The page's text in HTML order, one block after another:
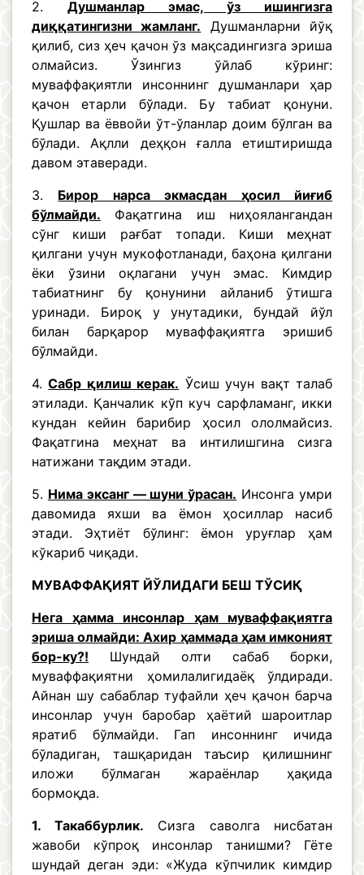
2. Душманлар эмас, ўз ишингизга
диққатингизни жамланг. Душманларни йўқ
қилиб, сиз ҳеч қачон ўз мақсадингизга эриша
олмайсиз. Ўзингиз ўйлаб кўринг:
муваффақиятли инсоннинг душманлари ҳар
қачон етарли бўлади. Бу табиат қонуни.
Қушлар ва ёввойи ўт-ўланлар доим бўлган ва
бўлади. Ақлли деҳқон ғалла етиштиришда
давом этаверади.
3. Бирор нарса экмасдан ҳосил йиғиб
бўлмайди. Фақатгина иш ниҳоялангандан
сўнг киши рағбат топади. Киши меҳнат
қилгани учун мукофотланади, баҳона қилгани
ёки ўзини оқлагани учун эмас. Кимдир
табиатнинг бу қонунини айланиб ўтишга
уринади. Бироқ у унутадики, бундай йўл
билан барқарор муваффақиятга эришиб
бўлмайди.
4.Сабр қилиш керак. Ўсиш учун вақт талаб
этилади. Қанчалик кўп куч сарфламанг, икки
кундан кейин барибир ҳосил ололмайсиз.
Фақатгина меҳнат ва интилишгина сизга
натижани тақдим этади.
5. Нима эксанг — шуни ўрасан. Инсонга умри
давомида яхши ва ёмон ҳосиллар насиб
этади. Эҳтиёт бўлинг: ёмон уруғлар ҳам
кўкариб чиқади.
МУВАФФАҚИЯТ ЙЎЛИДАГИ БЕШ ТЎСИҚ
Нега ҳамма инсонлар ҳам муваффақиятга
эриша олмайди: Ахир ҳаммада ҳам имконият
бор-ку?! Шундай олти сабаб борки,
муваффақиятни ҳомилалигидаёқ ўлдиради.
Айнан шу сабаблар туфайли ҳеч қачон барча
инсонлар учун баробар ҳаётий шароитлар
яратиб бўлмайди. Гап инсоннинг ичида
бўладиган, ташқаридан таъсир қилишнинг
иложи бўлмаган жараёнлар ҳақида
бормоқда.
1. Такаббурлик. Сизга саволга нисбатан
жавоби кўпроқ инсонлар танишми? Гёте
шундай деган эди: «Жуда кўпчилик кимдир